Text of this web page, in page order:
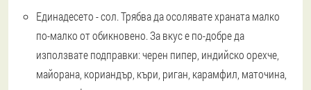
Единадесето - сол. Трябва да осолявате храната малко
по-малко от обикновено. За вкус е по-добре да
използвате подправки: черен пипер, индийско орехче,
майорана, кориандър, къри, риган, карамфил, маточина,